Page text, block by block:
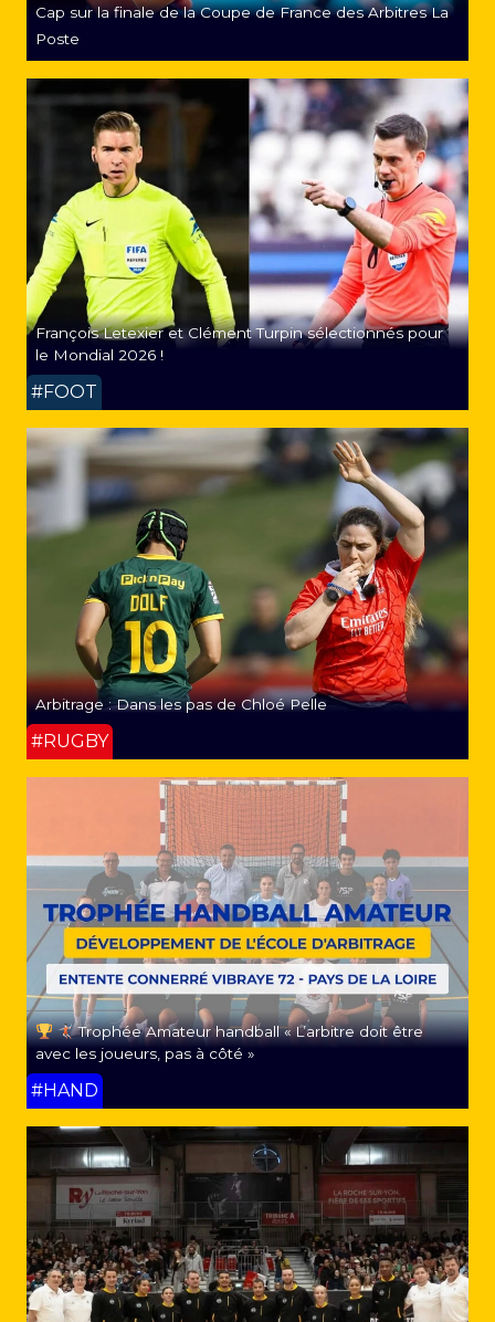
Cap sur la finale de la Coupe de France des Arbitres La
Poste
François Letexier et Clément Turpin sélectionnés pour
le Mondial 2026 !
#FOOT
Arbitrage : Dans les pas de Chloé Pelle
#RUGBY
Trophée Amateur handball « L’arbitre doit être
avec les joueurs, pas à côté »
#HAND